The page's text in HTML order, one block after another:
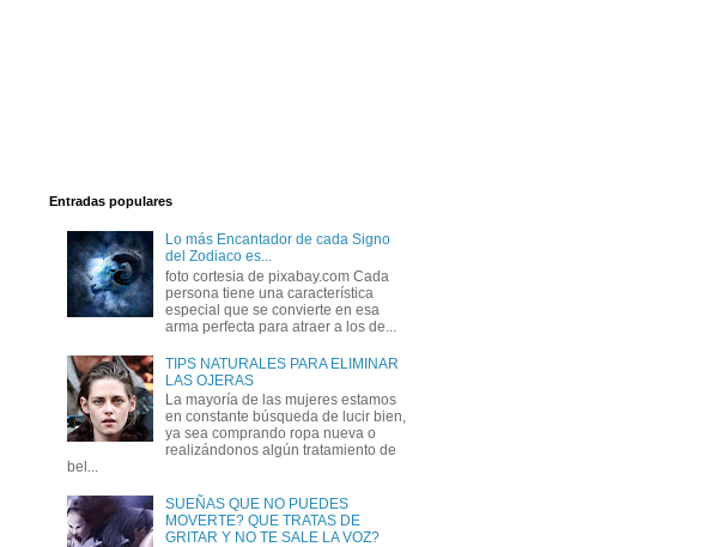
Entradas populares
Lo más Encantador de cada Signo
del Zodiaco es...
foto cortesia de pixabay.com Cada
persona tiene una característica
especial que se convierte en esa
arma perfecta para atraer a los de...
TIPS NATURALES PARA ELIMINAR
LAS OJERAS
La mayoría de las mujeres estamos
en constante búsqueda de lucir bien,
ya sea comprando ropa nueva o
realizándonos algún tratamiento de
bel...
SUEÑAS QUE NO PUEDES
MOVERTE? QUE TRATAS DE
GRITAR Y NO TE SALE LA VOZ?